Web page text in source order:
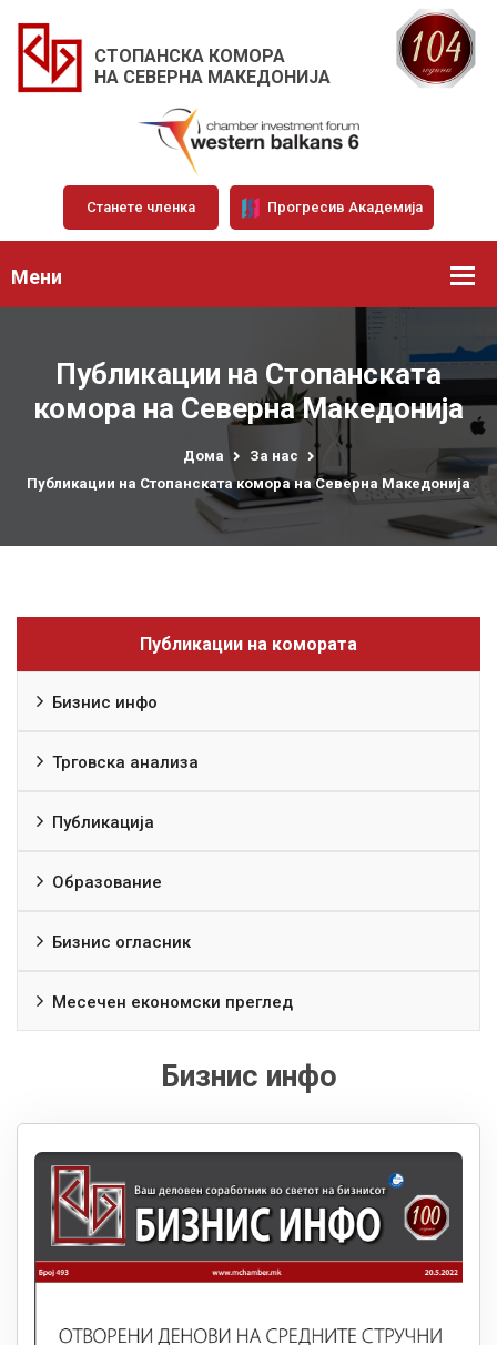
СТОПАНСКА КОМОРА
НА СЕВЕРНА МАКЕДОНИЈА
Станете членка Прогресив Академија
Мени
Публикации на Стопанската
комора на Северна Македонија
Дома
За нас
Публикации на Стопанската комора на Северна Македонија
Публикации на комората
Бизнис инфо
Трговска анализа
Публикација
Образование
Бизнис огласник
Месечен економски преглед
Бизнис инфо